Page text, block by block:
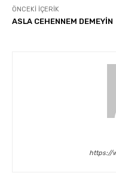
ÖNCEKI İÇERIK
ASLA CEHENNEM DEMEYİN
https://